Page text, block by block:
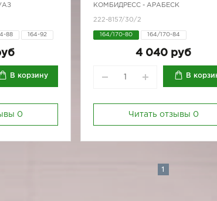
88 164-92
В корзину
0
КОМБИДРЕСС - АРАБЕСК
222-8157/30/2
164/170-80 164/170-84
4 040 руб
В
Читать отзывы 0
1